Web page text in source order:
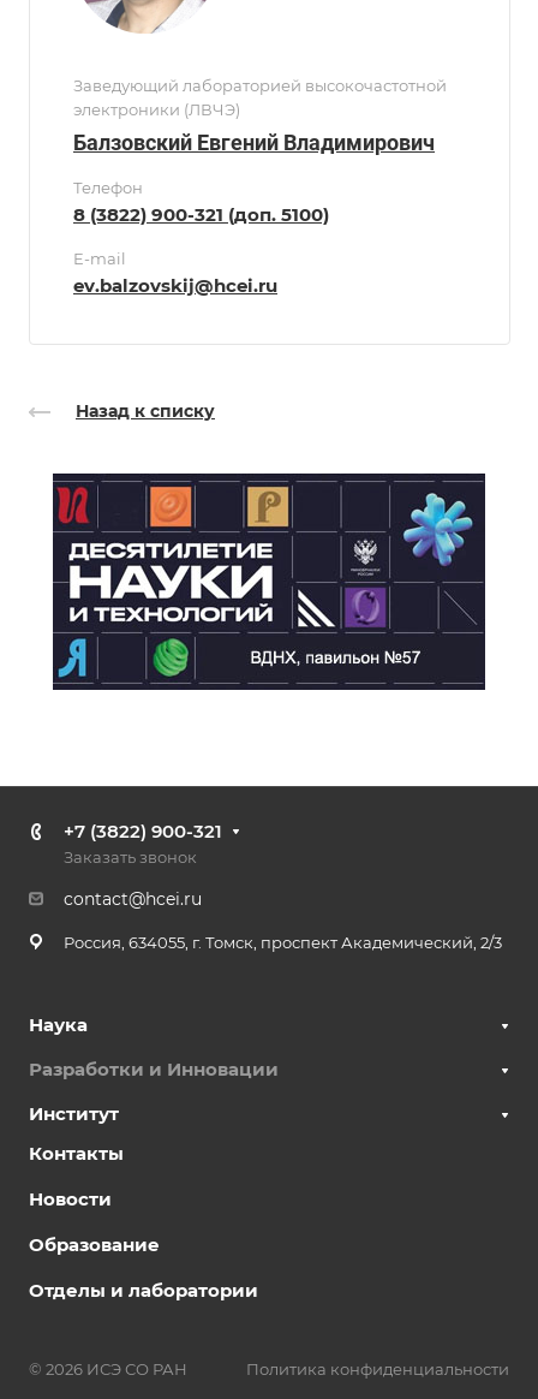
Заведующий лабораторией высокочастотной
электроники (ЛВЧЭ)
Балзовский Евгений Владимирович
Телефон
8 (3822) 900-321 (доп. 5100)
E-mail
ev.balzovskij@hcei.ru
Назад к списку
+7 (3822) 900-321
Заказать звонок
contact@hcei.ru
Россия, 634055, г. Томск, проспект Академический, 2/3
Наука
Разработки и Инновации
Институт
Контакты
Новости
Образование
Отделы и лаборатории
© 2026 ИСЭ СО РАН Политика конфиденциальности